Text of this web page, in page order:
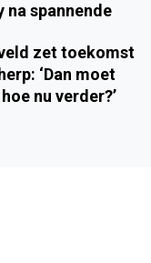
na spannende
zet toekomst
‘Dan moet
nu verder?’